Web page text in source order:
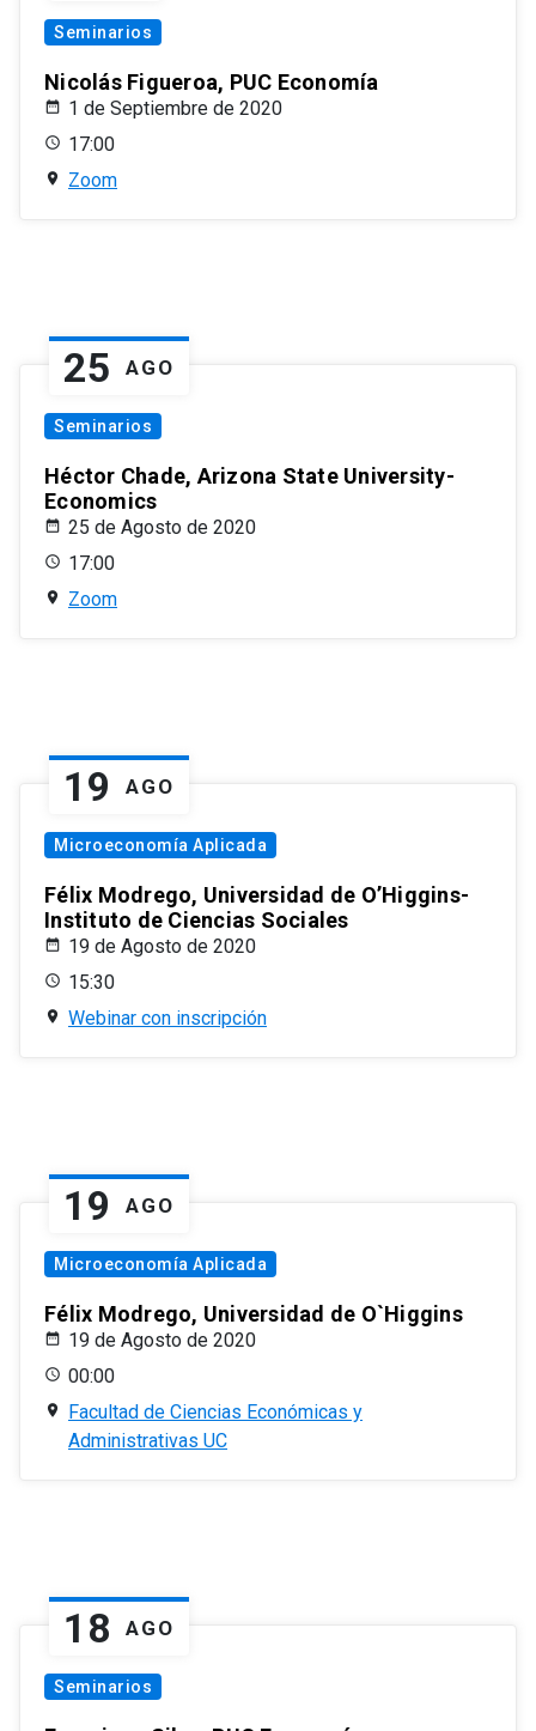
Seminarios
Nicolás Figueroa, PUC Economía
1 de Septiembre de 2020
17:00
Zoom
25 AGO
Seminarios
Héctor Chade, Arizona State University-
Economics
25 de Agosto de 2020
17:00
Zoom
19 AGO
Microeconomía Aplicada
Félix Modrego, Universidad de O’Higgins-
Instituto de Ciencias Sociales
19 de Agosto de 2020
15:30
Webinar con inscripción
19 AGO
Microeconomía Aplicada
Félix Modrego, Universidad de O`Higgins
19 de Agosto de 2020
00:00
Facultad de Ciencias Económicas y
Administrativas UC
18 AGO
Seminarios